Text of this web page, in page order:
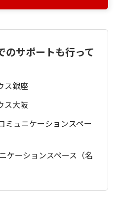
のサポートも行って
ス銀座
ス大阪
ミュニケーションスペー
ケーションスペース（名